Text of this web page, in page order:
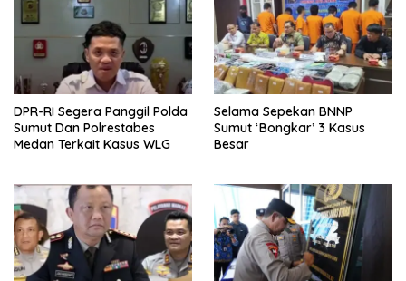
DPR-RI Segera Panggil Polda
Sumut Dan Polrestabes
Medan Terkait Kasus WLG
Selama Sepekan BNNP
Sumut ‘Bongkar’ 3 Kasus
Besar